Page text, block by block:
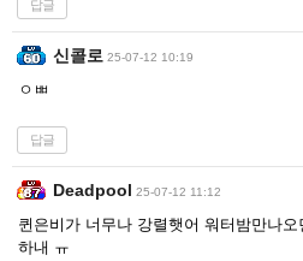
답글
신콜로 25-07-12 10:19
ㅇㅃ
답글
Deadpool 25-07-12 11:12
퀸은비가 너무나 강렬햇어 워터밤만나
하내 ㅠ